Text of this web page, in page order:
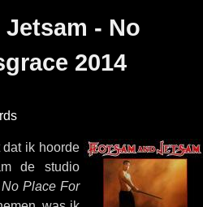
- No
2014
dat ik hoorde
de studio
No Place For